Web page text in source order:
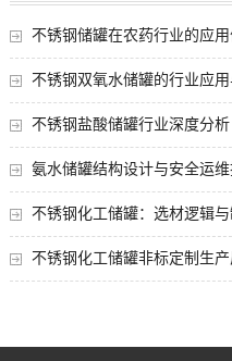
不锈钢储罐在农药行业的应
不锈钢双氧水储罐的行业应
不锈钢盐酸储罐行业深度分析
氨水储罐结构设计与安全运
不锈钢化工储罐：选材逻辑
不锈钢化工储罐非标定制生